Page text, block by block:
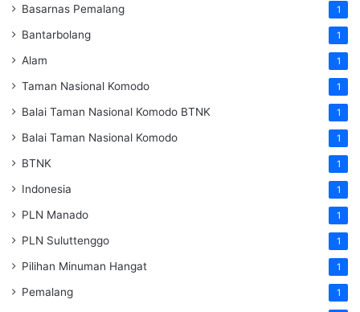
Basarnas Pemalang 1
Bantarbolang 1
Alam 1
Taman Nasional Komodo 1
Balai Taman Nasional Komodo BTNK 1
Balai Taman Nasional Komodo 1
BTNK 1
Indonesia 1
PLN Manado 1
PLN Suluttenggo 1
Pilihan Minuman Hangat 1
Pemalang 1